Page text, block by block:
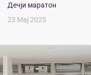
Дечји маратон
23 Мај 2025